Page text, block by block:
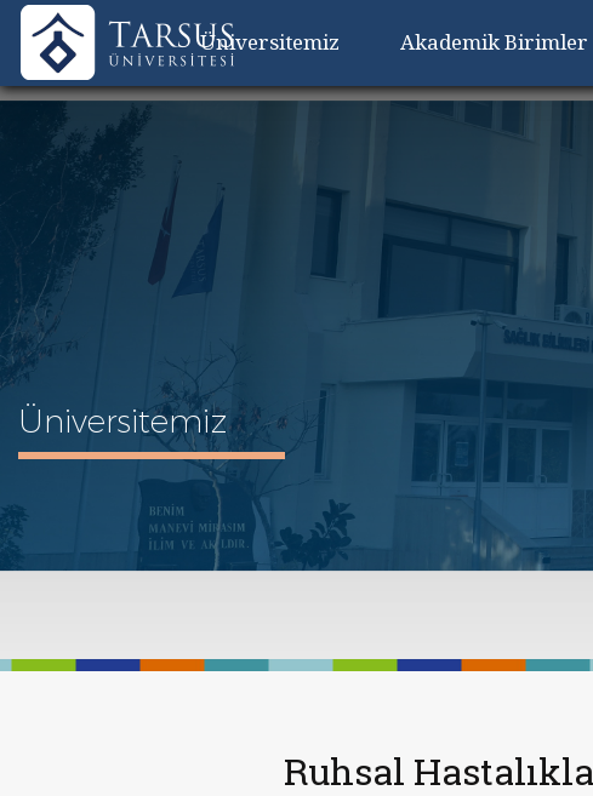
Üniversitemiz Akademik Birimler
Üniversitemiz
Ruhsal